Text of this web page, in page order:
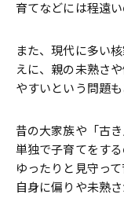
育てなどには程遠
また、現代に多い
えに、親の未熟さ
やすいという問題も
昔の大家族や「古
単独で子育てをす
ゆったりと見守っ
自身に偏りや未熟